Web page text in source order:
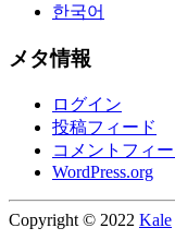
한국어
メタ情報
ログイン
投稿フィード
コメントフィ
WordPress.org
Copyright © 2022 Kale